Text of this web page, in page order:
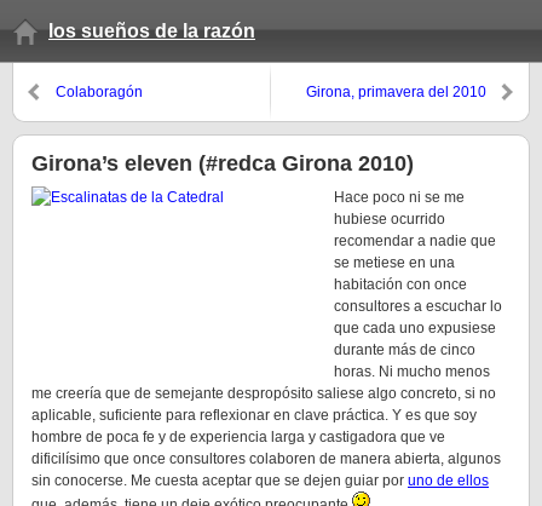
los sueños de la razón
Colaboragón Girona, primavera del 2010
Girona’s eleven (#redca Girona 2010)
Hace poco ni se me
hubiese ocurrido
recomendar a nadie que
se metiese en una
habitación con once
consultores a escuchar lo
que cada uno expusiese
durante más de cinco
horas. Ni mucho menos
me creería que de semejante despropósito saliese algo concreto, si no
aplicable, suficiente para reflexionar en clave práctica. Y es que soy
hombre de poca fe y de experiencia larga y castigadora que ve
dificilísimo que once consultores colaboren de manera abierta, algunos
sin conocerse. Me cuesta aceptar que se dejen guiar por uno de ellos